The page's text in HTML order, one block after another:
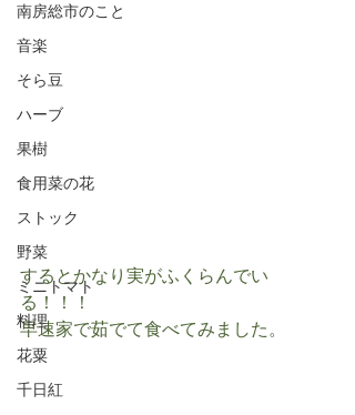
南房総市のこと
音楽
そら豆
ハーブ
果樹
食用菜の花
ストック
野菜
ミニトマト
料理
花粟
千日紅
するとかなり実がふくらんでい
る！！！
早速家で茹でて食べてみました。